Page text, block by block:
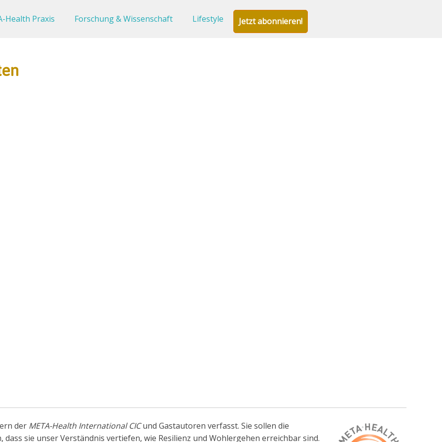
Health Praxis Forschung & Wissenschaft Lifestyle Jetzt abonnieren!
der META-Health International CICund Gastautoren verfasst. Sie sollen die
sie unser Verständnis vertiefen, wie Resilienz und Wohlergehen erreichbar sind.